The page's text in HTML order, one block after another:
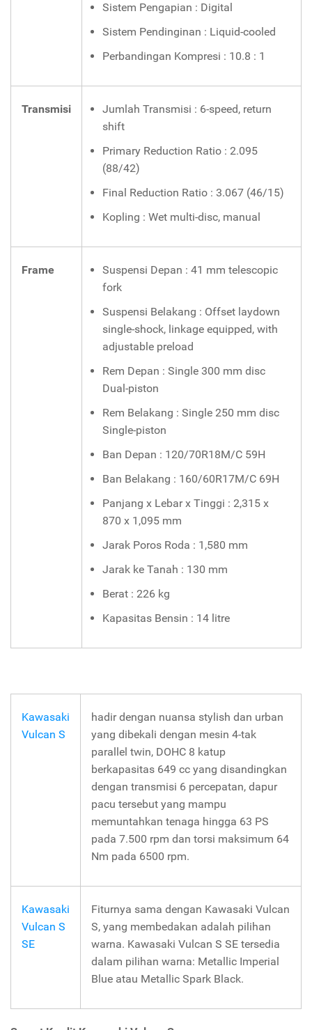
Sistem Pengapian : Digital
Sistem Pendinginan : Liquid-cooled
Perbandingan Kompresi : 10.8 : 1
Transmisi
Jumlah Transmisi : 6-speed, return
shift
Primary Reduction Ratio : 2.095
(88/42)
Final Reduction Ratio : 3.067 (46/15)
Kopling : Wet multi-disc, manual
Frame
Suspensi Depan : 41 mm telescopic
fork
Suspensi Belakang : Offset laydown
single-shock, linkage equipped, with
adjustable preload
Rem Depan : Single 300 mm disc
Dual-piston
Rem Belakang : Single 250 mm disc
Single-piston
Ban Depan : 120/70R18M/C 59H
Ban Belakang : 160/60R17M/C 69H
Panjang x Lebar x Tinggi : 2,315 x
870 x 1,095 mm
Jarak Poros Roda : 1,580 mm
Jarak ke Tanah : 130 mm
Berat : 226 kg
Kapasitas Bensin : 14 litre
Kawasaki
Vulcan S
hadir dengan nuansa stylish dan urban
yang dibekali dengan mesin 4-tak
parallel twin, DOHC 8 katup
berkapasitas 649 cc yang disandingkan
dengan transmisi 6 percepatan, dapur
pacu tersebut yang mampu
memuntahkan tenaga hingga 63 PS
pada 7.500 rpm dan torsi maksimum 64
Nm pada 6500 rpm.
Kawasaki
Vulcan S
SE
Fiturnya sama dengan Kawasaki Vulcan
S, yang membedakan adalah pilihan
warna. Kawasaki Vulcan S SE tersedia
dalam pilihan warna: Metallic Imperial
Blue atau Metallic Spark Black.